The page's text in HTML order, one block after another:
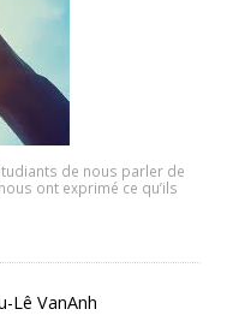
de nous parler de
ont exprimé ce qu’ils
Lê VanAnh